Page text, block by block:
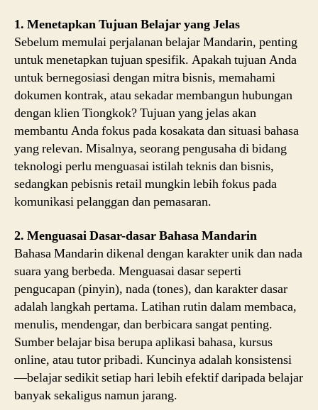
1. Menetapkan Tujuan Belajar yang Jelas
Sebelum memulai perjalanan belajar Mandarin, penting
untuk menetapkan tujuan spesifik. Apakah tujuan Anda
untuk bernegosiasi dengan mitra bisnis, memahami
dokumen kontrak, atau sekadar membangun hubungan
dengan klien Tiongkok? Tujuan yang jelas akan
membantu Anda fokus pada kosakata dan situasi bahasa
yang relevan. Misalnya, seorang pengusaha di bidang
teknologi perlu menguasai istilah teknis dan bisnis,
sedangkan pebisnis retail mungkin lebih fokus pada
komunikasi pelanggan dan pemasaran.
2. Menguasai Dasar-dasar Bahasa Mandarin
Bahasa Mandarin dikenal dengan karakter unik dan nada
suara yang berbeda. Menguasai dasar seperti
pengucapan (pinyin), nada (tones), dan karakter dasar
adalah langkah pertama. Latihan rutin dalam membaca,
menulis, mendengar, dan berbicara sangat penting.
Sumber belajar bisa berupa aplikasi bahasa, kursus
online, atau tutor pribadi. Kuncinya adalah konsistensi
—belajar sedikit setiap hari lebih efektif daripada belajar
banyak sekaligus namun jarang.